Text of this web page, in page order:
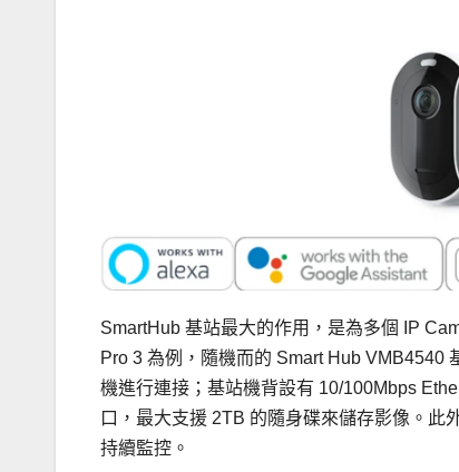
SmartHub 基站最大的作用，是為多個 IP
Pro 3 為例，隨機而的 Smart Hub VMB4540
機進行連接；基站機背設有 10/100Mbps
口，最大支援 2TB 的隨身碟來儲存影像。此
持續監控。